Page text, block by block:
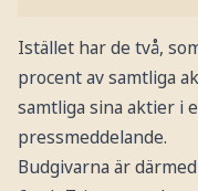
Istället har de två,
procent av samtliga
samtliga sina aktier i
pressmeddelande.
Budgivarna är